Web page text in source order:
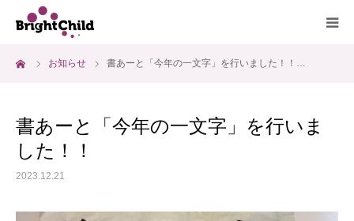
お知らせ 書あーと「今年の一文字」を行いました！！…
書あーと「今年の一文字」を行いま
した！！
2023.12.21
ホーム
プログラム